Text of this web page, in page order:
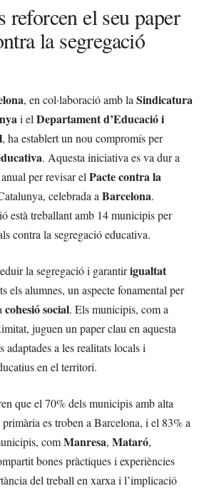
el seu paper
la segregació
, en col·laboració amb la Sindicatura
i el Departament d’Educació i
, ha establert un nou compromís per
. Aquesta iniciativa es va dur a
per revisar el Pacte contra la
celebrada a Barcelona.
està treballant amb 14 municipis per
contra la segregació educativa.
la segregació i garantirigualtat
els alumnes, un aspecte fonamental per
cohesió social. Els municipis, com a
juguen un paper clau en aquesta
a les realitats locals i
en el territori.
que el 70% dels municipis amb alta
es troben a Barcelona, i el 83% a
comManresa, Mataró,
bones pràctiques i experiències
del treball en xarxa i l’implicació